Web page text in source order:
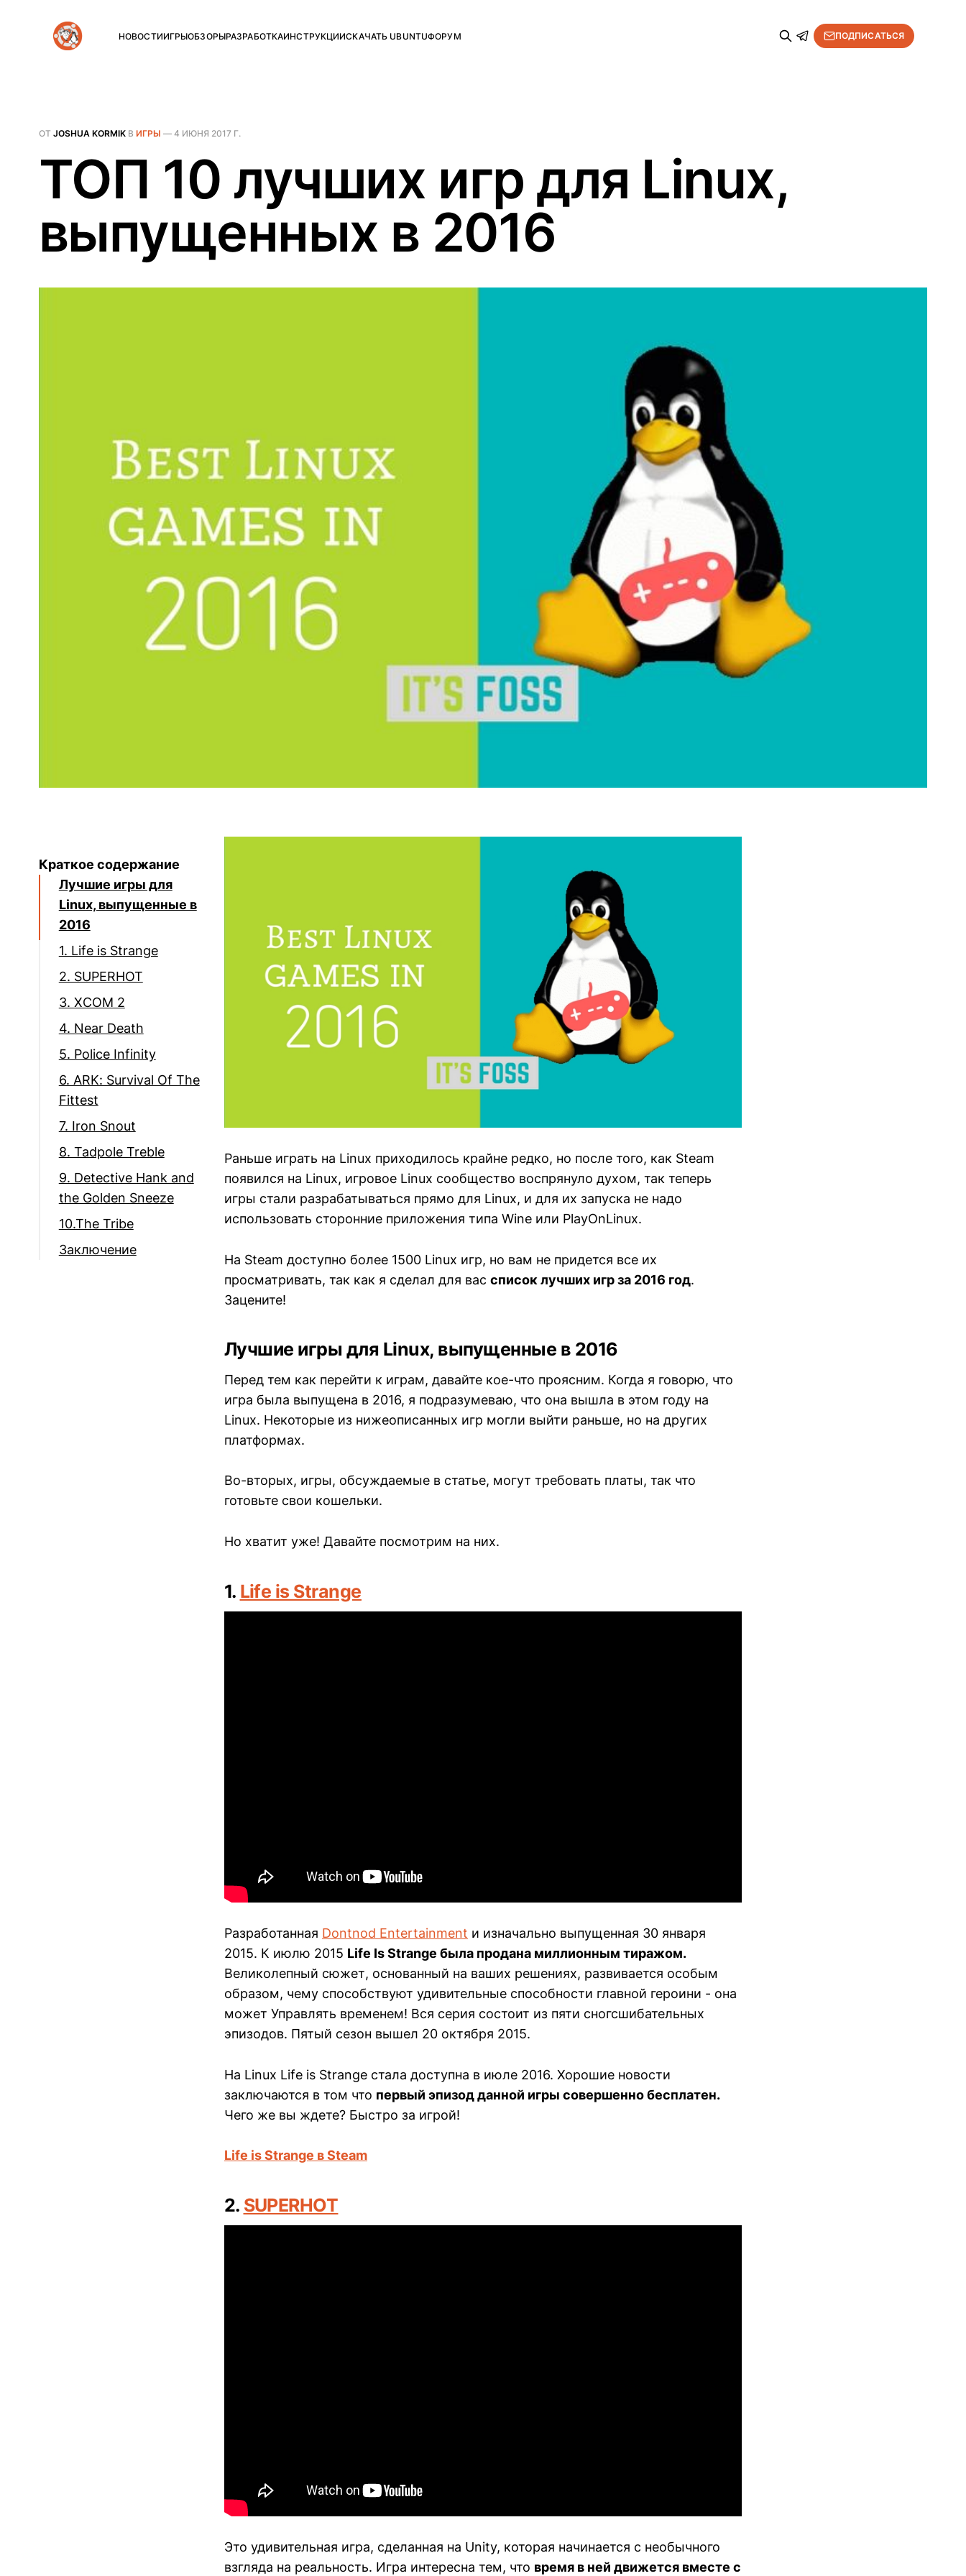
НОВОСТИИГРЫОБЗОРЫРАЗРАБОТКАИНСТРУКЦИИСКАЧАТЬ UBUNTUФОРУМ ПОДПИСАТЬСЯ
ОТ JOSHUA KORMIKВ ИГРЫ — 4 ИЮНЯ 2017 Г.
ТОП 10 лучших игр для Linux,
выпущенных в 2016
Краткое содержание
Лучшие игры для
Linux, выпущенные в
2016
1. Life is Strange
2. SUPERHOT
3. XCOM 2
4. Near Death
5. Police Infinity
6. ARK: Survival Of The
Fittest
7. Iron Snout
8. Tadpole Treble
9. Detective Hank and
the Golden Sneeze
10.The Tribe
Заключение
Раньше играть на Linux приходилось крайне редко, но после того, как Steam
появился на Linux, игровое Linux сообщество воспрянуло духом, так теперь
игры стали разрабатываться прямо для Linux, и для их запуска не надо
использовать сторонние приложения типа Wine или PlayOnLinux.
На Steam доступно более 1500 Linux игр, но вам не придется все их
просматривать, так как я сделал для вас список лучших игр за 2016 год.
Зацените!
Лучшие игры для Linux, выпущенные в 2016
Перед тем как перейти к играм, давайте кое-что проясним. Когда я говорю, что
игра была выпущена в 2016, я подразумеваю, что она вышла в этом году на
Linux. Некоторые из нижеописанных игр могли выйти раньше, но на других
платформах.
Во-вторых, игры, обсуждаемые в статье, могут требовать платы, так что
готовьте свои кошельки.
Но хватит уже! Давайте посмотрим на них.
1. Life is Strange
Разработанная Dontnod Entertainment и изначально выпущенная 30 января
2015. К июлю 2015 Life Is Strange была продана миллионным тиражом.
Великолепный сюжет, основанный на ваших решениях, развивается особым
образом, чему способствуют удивительные способности главной героини - она
может Управлять временем! Вся серия состоит из пяти сногсшибательных
эпизодов. Пятый сезон вышел 20 октября 2015.
На Linux Life is Strange стала доступна в июле 2016. Хорошие новости
заключаются в том что первый эпизод данной игры совершенно бесплатен.
Чего же вы ждете? Быстро за игрой!
Life is Strange в Steam
2. SUPERHOT
Это удивительная игра, сделанная на Unity, которая начинается с необычного
взгляда на реальность. Игра интересна тем, что время в ней движется вместе с